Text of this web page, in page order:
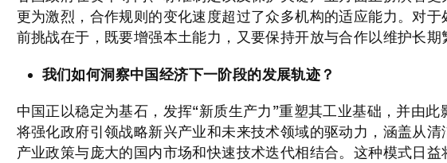
更为激烈，合作规则的变化速度超过了众多机构的适应能力。对
前挑战在于，既要增强本土能力，又要保持开放与合作以维护长期
我们如何洞察中国经济下一阶段的发展轨迹？
中国正以稳定为基石，发挥“新质生产力”重塑其工业基础，并由此
将强化政府引领战略新兴产业和未来技术领域的驱动力，涵盖从
产业政策与庞大的国内市场和快速技术迭代相结合。这种模式日